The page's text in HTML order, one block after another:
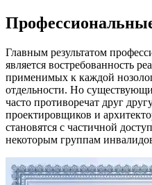
Главным результатом
является востребованность
применимых к каждой
отдельности. Но
часто противоречат друг
проектировщиков и
становятся с частичной
некоторым группам